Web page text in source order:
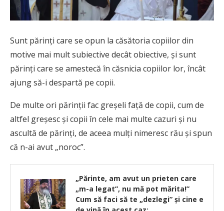
Sunt părinţi care se opun la căsătoria copiilor din
motive mai mult subiective decât obiective, şi sunt
părinţi care se amestecă în căsnicia copiilor lor, încât
ajung să-i despartă pe copii.
De multe ori părinţii fac greşeli faţă de copii, cum de
altfel greşesc şi copii în cele mai multe cazuri şi nu
ascultă de părinţi, de aceea mulţi nimeresc rău şi spun
că n-ai avut „noroc”.
„Părinte, am avut un prieten care
„m-a legat”, nu mă pot mărita!”
Cum să faci să te „dezlegi” și cine e